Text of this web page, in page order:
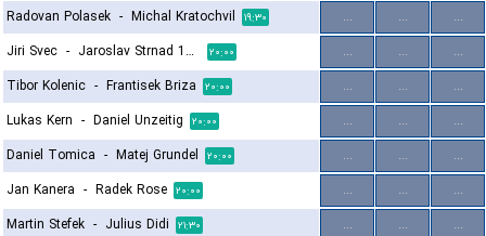
Radovan Polasek - Michal Kratochvil ۱۹:۳۰ ... ...
...
Jiri Svec - Jaroslav Strnad 1964 ۲۰:۰۰ ... ...
...
Tibor Kolenic - Frantisek Briza ۲۰:۰۰ ... ...
...
Lukas Kern - Daniel Unzeitig ۲۰:۰۰ ... ...
...
Daniel Tomica - Matej Grundel ۲۰:۰۰ ... ...
...
Jan Kanera - Radek Rose ۲۰:۰۰ ... ...
...
Martin Stefek - Julius Didi ۲۱:۳۰ ... ...
...